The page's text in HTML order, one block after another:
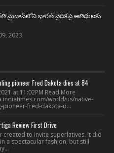
ప్రగతి మైదాన్‌లోని భారత్ వైదికపై అతిథులకు
2023
pioneer Fred Dakota dies at 84
at 11:02PM Read More
world/us/native-
pioneer-fred-dakota-d...
Review First Drive
created to invite superlatives. It did
a spectacular fashion, but still